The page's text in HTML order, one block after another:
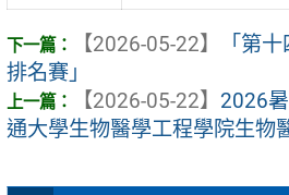
【2026-05-22】
「第
排名賽」
【2026-05-22】 2026
通大學生物醫學工程學院生物